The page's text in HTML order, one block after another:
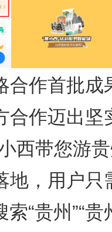
作首批成
合作迈出坚
西带您游
地，用户只
“贵州”“贵